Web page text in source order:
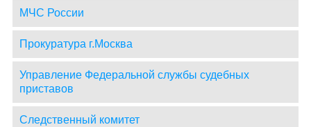
МЧС России
Прокуратура г.Москва
Управление Федеральной службы судебных
приставов
Следственный комитет